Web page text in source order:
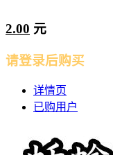
2.00 元
请登录后购买
详情页
已购用户